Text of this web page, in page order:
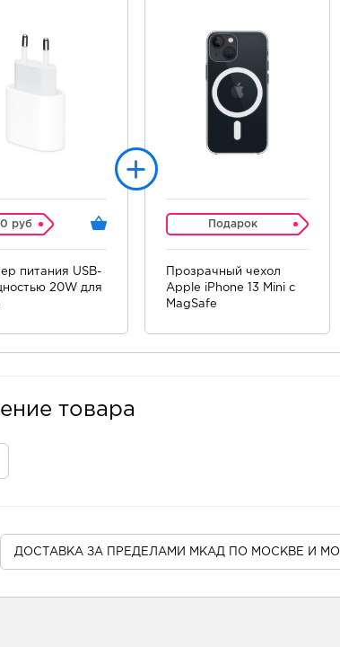
руб
питания USB-
20W для
Подарок
Прозрачный чехол
Apple iPhone 13 Mini c
MagSafe
товара
ДОСТАВКА ЗА ПРЕДЕЛАМИ МКАД ПО МОСКВЕ И МО